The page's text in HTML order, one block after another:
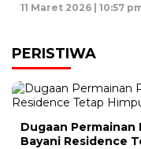
11 Maret 2026 | 10:57
PERISTIWA
Dugaan Permainan
Bayani Residence